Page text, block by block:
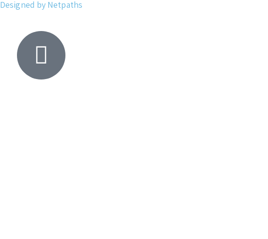
Designed by Netpaths